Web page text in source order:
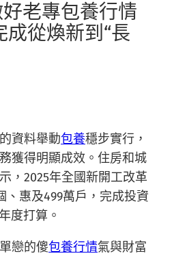
老專包養行情
成從煥新到“長
資料舉動包養穩步實行，
獲得明顯成效。住房和城
，2025年全國新開工改革
、惠及499萬戶，完成投資
度打算。
戀的傻包養行情氣與財富